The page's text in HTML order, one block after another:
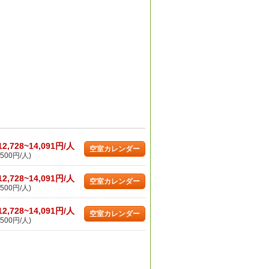
円/人
円/人)
空室カレンダー
円/人
円/人)
空室カレンダー
円/人
円/人)
空室カレンダー